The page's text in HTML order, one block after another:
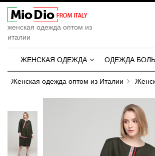
женская одежда оптом из
италии
ЖЕНСКАЯ ОДЕЖДА ОДЕЖДА
Женская одежда оптом из Италии